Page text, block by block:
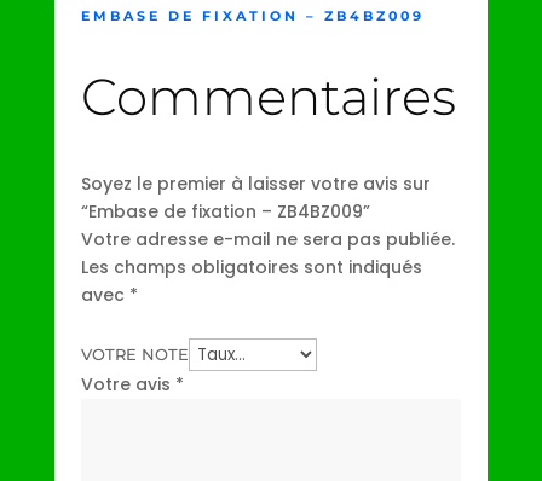
EMBASE DE FIXATION – ZB4BZ009
Commentaires
Soyez le premier à laisser votre avis sur
“Embase de fixation – ZB4BZ009”
Votre adresse e-mail ne sera pas publiée.
Les champs obligatoires sont indiqués
avec *
VOTRE NOTE
Votre avis *